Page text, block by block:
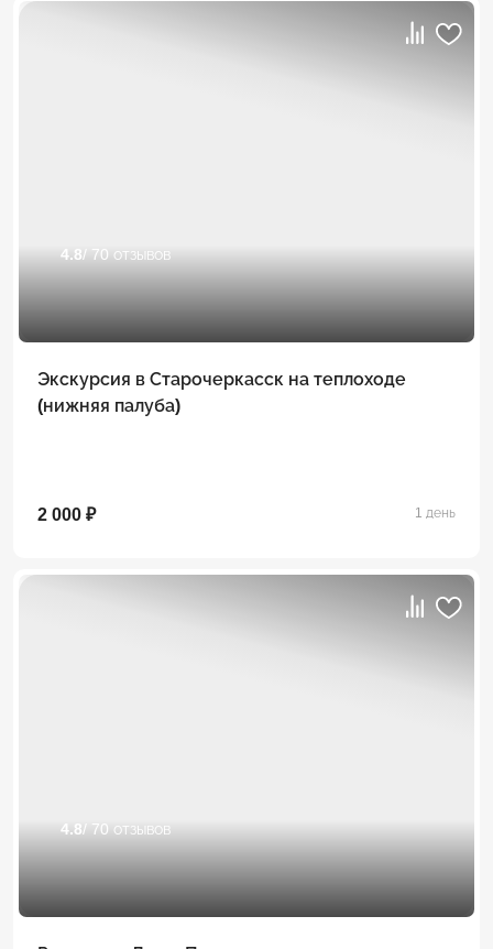
4.8/ 70 отзывов
Экскурсия в Старочеркасск на теплоходе
(нижняя палуба)
2 000 ₽ 1 день
4.8/ 70 отзывов